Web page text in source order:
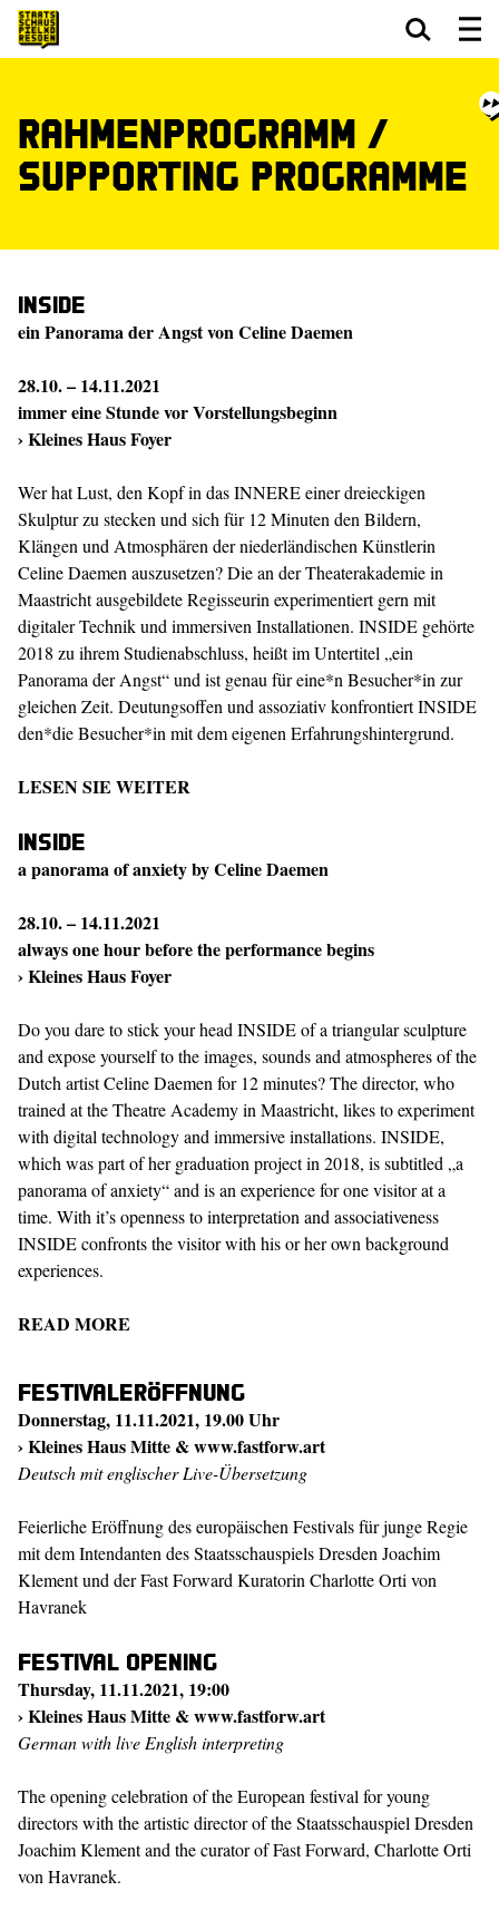
Rahmenprogramm /
Supporting Programme
Inside
ein Panorama der Angst von Celine Daemen
28.10. – 14.11.2021
immer eine Stunde vor Vorstellungsbeginn
› Kleines Haus Foyer
Wer hat Lust, den Kopf in das INNERE einer dreieckigen
Skulptur zu stecken und sich für 12 Minuten den Bildern,
Klängen und Atmosphären der niederländischen Künstlerin
Celine Daemen auszusetzen? Die an der Theaterakademie in
Maastricht ausgebildete Regisseurin experimentiert gern mit
digitaler Technik und immersiven Installationen. INSIDE gehörte
2018 zu ihrem Studienabschluss, heißt im Untertitel „ein
Panorama der Angst“ und ist genau für eine*n Besucher*in zur
gleichen Zeit. Deutungsoffen und assoziativ konfrontiert INSIDE
den*die Besucher*in mit dem eigenen Erfahrungshintergrund.
LESEN SIE WEITER
Inside
a panorama of anxiety by Celine Daemen
28.10. – 14.11.2021
always one hour before the performance begins
› Kleines Haus Foyer
Do you dare to stick your head INSIDE of a triangular sculpture
and expose yourself to the images, sounds and atmospheres of the
Dutch artist Celine Daemen for 12 minutes? The director, who
trained at the Theatre Academy in Maastricht, likes to experiment
with digital technology and immersive installations. INSIDE,
which was part of her graduation project in 2018, is subtitled „a
panorama of anxiety“ and is an experience for one visitor at a
time. With it’s openness to interpretation and associativeness
INSIDE confronts the visitor with his or her own background
experiences.
READ MORE
Festivaleröffnung
Donnerstag, 11.11.2021, 19.00 Uhr
› Kleines Haus Mitte &www.fastforw.art
Deutsch mit englischer Live-Übersetzung
Feierliche Eröffnung des europäischen Festivals für junge Regie
mit dem Intendanten des Staatsschauspiels Dresden Joachim
Klementund der Fast Forward Kuratorin Charlotte Orti von
Havranek
Festival opening
Thursday, 11.11.2021, 19:00
› Kleines Haus Mitte &www.fastforw.art
German with live English interpreting
The opening celebration of the European festival for young
directors with the artistic director of the Staatsschauspiel Dresden
Joachim Klementand the curator of Fast Forward, Charlotte Orti
von Havranek.